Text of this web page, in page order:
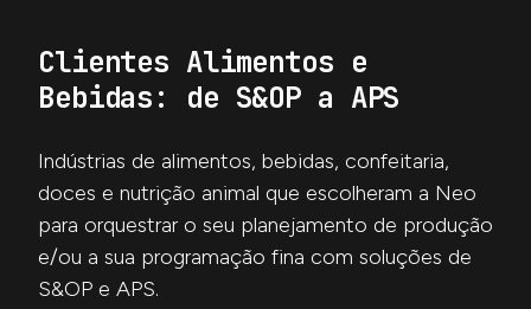
Clientes Alimentos e
Bebidas: de S&OP a APS
Indústrias de alimentos, bebidas, confeitaria,
doces e nutrição animal que escolheram a Neo
para orquestrar o seu planejamento de produção
e/ou a sua programação fina com soluções de
S&OP e APS.